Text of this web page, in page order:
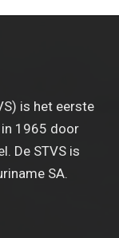
is het eerste
1965 door
De STVS is
SA.